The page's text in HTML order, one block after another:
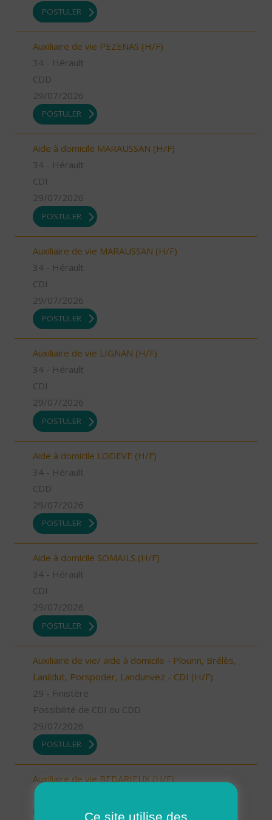
POSTULER
Auxiliaire de vie PEZENAS (H/F)
34 - Hérault
CDD
29/07/2026
POSTULER
Aide à domicile MARAUSSAN (H/F)
34 - Hérault
CDI
29/07/2026
POSTULER
Auxiliaire de vie MARAUSSAN (H/F)
34 - Hérault
CDI
29/07/2026
POSTULER
Auxiliaire de vie LIGNAN (H/F)
34 - Hérault
CDI
29/07/2026
POSTULER
Aide à domicile LODEVE (H/F)
34 - Hérault
CDD
29/07/2026
POSTULER
Aide à domicile SOMAILS (H/F)
34 - Hérault
CDI
29/07/2026
POSTULER
Auxiliaire de vie/ aide à domicile - Plourin, Brélès,
Lanildut, Porspoder, Landunvez - CDI (H/F)
29 - Finistère
Possibilité de CDI ou CDD
29/07/2026
POSTULER
Auxiliaire de vie BEDARIEUX (H/F)
34 - Hérault
Ce site utilise des